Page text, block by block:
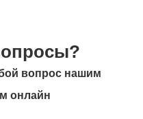
вопрос нашим
онлайн